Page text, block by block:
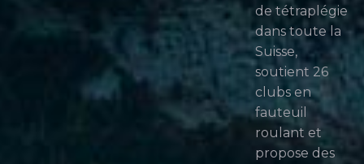
de tétraplégie
dans toute la
Suisse,
soutient 26
clubs en
fauteuil
roulant et
propose des